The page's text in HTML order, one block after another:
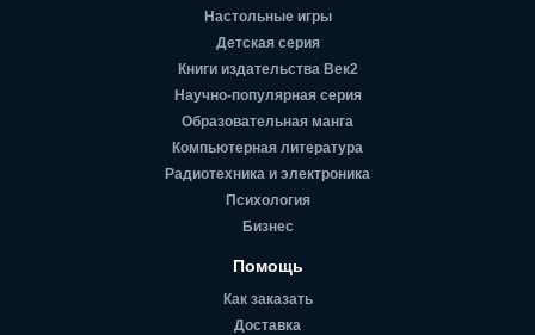
Настольные игры
Детская серия
Книги издательства Век2
Научно-популярная серия
Образовательная манга
Компьютерная литература
Радиотехника и электроника
Психология
Бизнес
Помощь
Как заказать
Доставка